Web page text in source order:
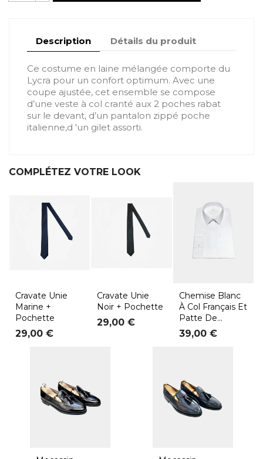
Description Détails du produit
Ce costume en laine mélangée comporte du
Lycra pour un confort optimum. Avec une
coupe ajustée, cet ensemble se compose
d’une veste à col cranté aux 2 poches rabat
sur le devant, d’un pantalon zippé poche
italienne,d 'un gilet assorti.
COMPLÉTEZ VOTRE LOOK
Cravate Unie
Marine +
Pochette
Prix
29,00 €
Cravate Unie
Noir + Pochette
Prix
29,00 €
Chemise Blanc
À Col Français Et
Patte De...
Prix
39,00 €